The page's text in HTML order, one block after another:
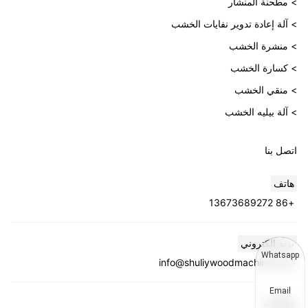
> آلة إعادة تدوير نفايات الخشب
> منشرة الخشب
> كسارة الخشب
> منقي الخشب
> آلة بيليه الخشب
اتصل بنا
هاتف
+86 13673689272
بريد إلكتروني
info@shuliywoodmachine.com
Whatsapp
Email